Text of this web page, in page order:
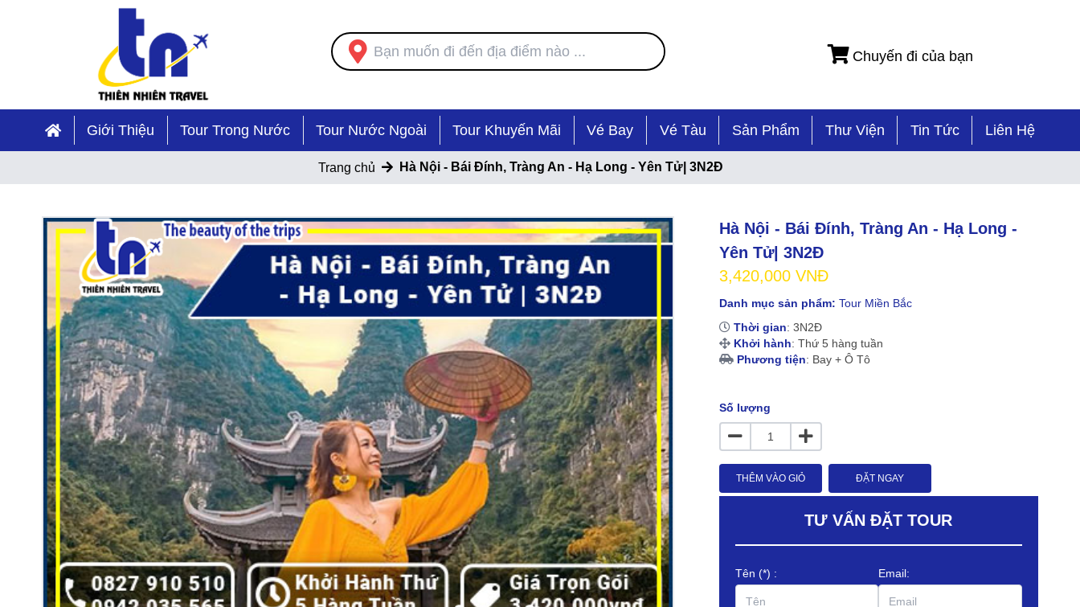
Chuyến đi của bạn
Giới Thiệu Tour Trong Nước Tour Nước Ngoài Tour Khuyến Mãi Vé Bay Vé Tàu Sản Phẩm Thư Viện Tin Tức Liên Hệ
Trang chủ Hà Nội - Bái Đính, Tràng An - Hạ Long - Yên Tử| 3N2Đ
Hà Nội - Bái Đính, Tràng An - Hạ Long -
Yên Tử| 3N2Đ
3,420,000 VNĐ
Danh mục sản phẩm: Tour Miền Bắc
Thời gian: 3N2Đ
Khởi hành: Thứ 5 hàng tuần
Phương tiện: Bay + Ô Tô
Số lượng
THÊM VÀO GIỎ ĐẶT NGAY
TƯ VẤN ĐẶT TOUR
Tên (*) : Email: